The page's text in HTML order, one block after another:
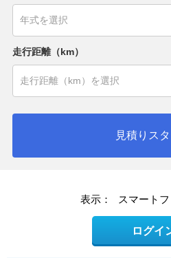
走行距離（km）
見積りス
表示： スマート
ログイ